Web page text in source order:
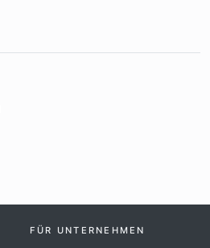
FÜR UNTERNEHMEN